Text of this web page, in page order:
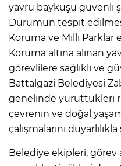
yavru baykuşu güvenli
Durumun tespit
Koruma ve Milli Parklar
Koruma altına alınan
görevlilere sağlıklı ve
Battalgazi Belediyesi
genelinde yürüttükleri
çevrenin ve doğal
çalışmalarını
Belediye ekipleri, görev